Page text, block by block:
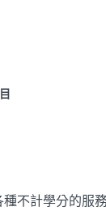
不計學分的服